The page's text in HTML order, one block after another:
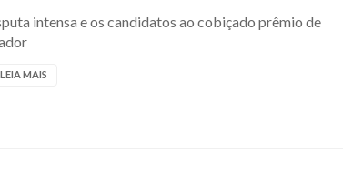
intensa e os candidatos ao cobiçado prêmio de
LEIA MAIS